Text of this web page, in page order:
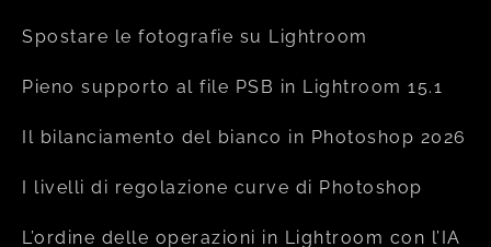
Spostare le fotografie su Lightroom
Pieno supporto al file PSB in Lightroom 15.1
Il bilanciamento del bianco in Photoshop 2026
I livelli di regolazione curve di Photoshop
L’ordine delle operazioni in Lightroom con l’IA